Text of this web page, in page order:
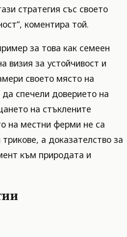
стратегия със своето
коментира той.
за това как семеен
визия за устойчивост и
своето място на
спечели доверието на
на стъклените
на местни ферми не са
а доказателство за
към природата и